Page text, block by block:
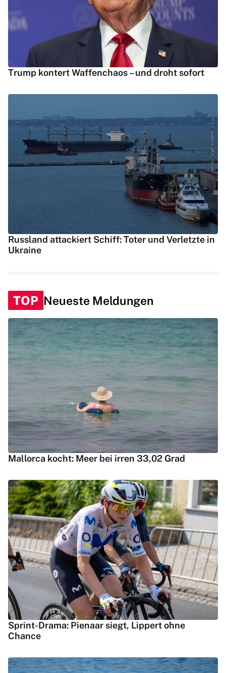
Trump kontert Waffenchaos – und droht sofort
Russland attackiert Schiff: Toter und Verletzte in
Ukraine
TOP Neueste Meldungen
Mallorca kocht: Meer bei irren 33,02 Grad
Sprint-Drama: Pienaar siegt, Lippert ohne
Chance